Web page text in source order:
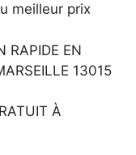
meilleur prix
RAPIDE EN
13015
À